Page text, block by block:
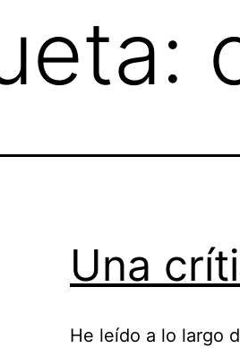
Una
He leído a lo largo